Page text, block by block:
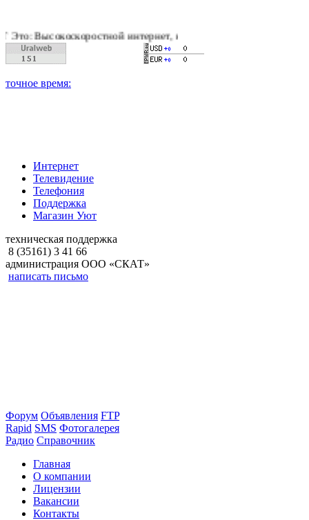
интернет, качественное цифровое и кабельное
Интернет
Телевидение
Телефония
Поддержка
Магазин Уют
техническая поддержка
8 (35161) 3 41 66
администрация ООО «СКАТ»
написать письмо
Форум Объявления FTP
Rapid SMS Фотогалерея
Радио Справочник
Главная
О компании
Лицензии
Вакансии
Контакты